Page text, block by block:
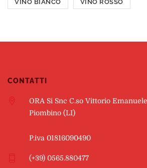
VINO BIANCO VINO ROSSO
CONTATTI
(+39) 0565.880477
ORA Si Snc C.so Vittorio
Piombino (LI)
P.iva 01816090490